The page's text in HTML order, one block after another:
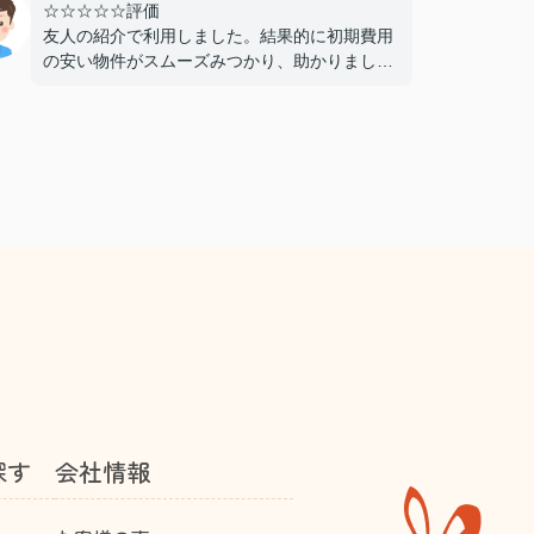
☆☆☆☆☆評価
友人の紹介で利用しました。結果的に初期費用
の安い物件がスムーズみつかり、助かりまし
す 会社情報